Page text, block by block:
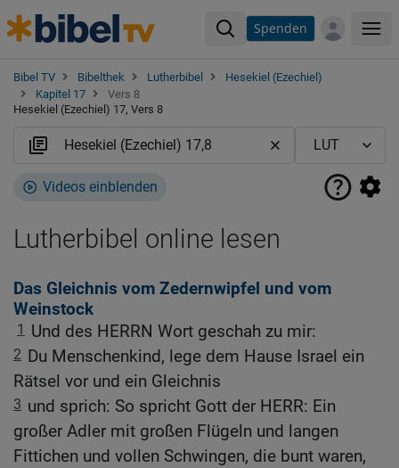
Spenden
Bibel TV Bibelthek Lutherbibel
Hesekiel (Ezechiel)
Kapitel 17
Vers 8
Hesekiel (Ezechiel) 17, Vers 8
Videos einblenden
Lutherbibel online lesen
Das Gleichnis vom Zedernwipfel und vom
Weinstock
1 Und des HERRN Wort geschah zu mir:
2 Du Menschenkind, lege dem Hause Israel ein
Rätsel vor und ein Gleichnis
3 und sprich: So spricht Gott der HERR: Ein
großer Adler mit großen Flügeln und langen
Fittichen und vollen Schwingen, die bunt waren,